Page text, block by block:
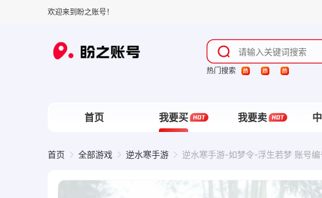
欢迎来到盼之账号！
热门搜索
首页 我要买 我要卖
首页 全部游戏 逆水寒手游 逆水寒手游-如梦令-浮生若梦 账号